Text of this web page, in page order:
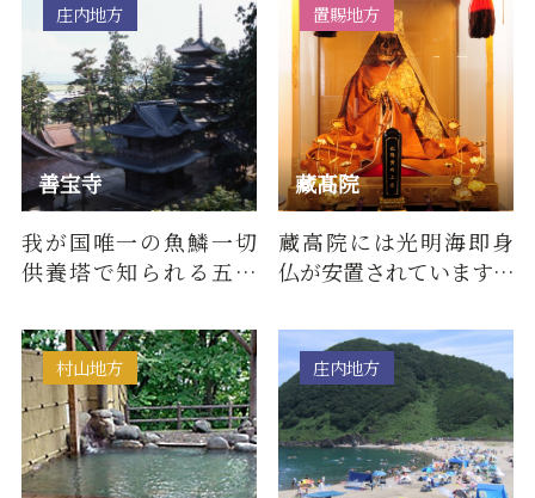
す。お… にな…
善宝寺
庄内地方
我が国唯一の魚鱗一切
供養塔で知られる五重
信仰厚い。姿を顕した
二龍神（…
藏髙院
置賜地方
蔵高院には光明海即身
仏が安置されています。
になる故100年後に掘り
出し…
村山地方 庄内地方